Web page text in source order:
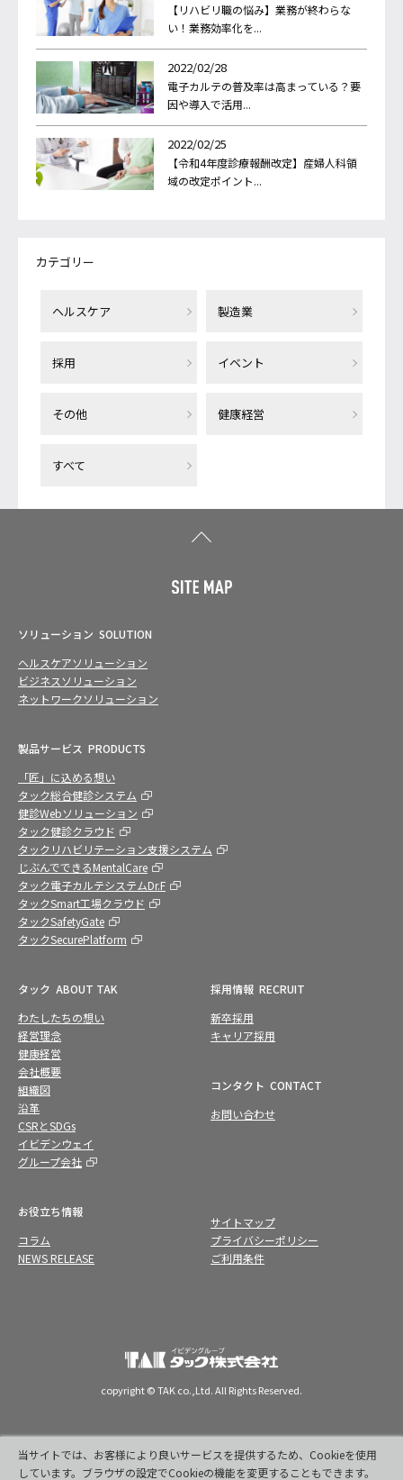
【リハビリ職の悩み】業務が終わらな
い！業務効率化を...
2022/02/28
電子カルテの普及率は高まっている？要
因や導入で活用...
2022/02/25
【令和4年度診療報酬改定】産婦人科領
域の改定ポイント...
カテゴリー
ヘルスケア 製造業
採用 イベント
その他 健康経営
すべて
当サイトでは、お客様により良いサービスを提供するため、Cookieを使用
しています。ブラウザの設定でCookieの機能を変更することもできます。
ソリューション SOLUTION
ヘルスケアソリューション
ビジネスソリューション
ネットワークソリューション
製品サービス PRODUCTS
「匠」に込める想い
タック総合健診システム
健診Webソリューション
タック健診クラウド
タックリハビリテーション支援システム
じぶんでできるMentalCare
タック電子カルテシステムDr.F
タックSmart工場クラウド
タックSafetyGate
タックSecurePlatform
タック ABOUT TAK
わたしたちの想い
経営理念
健康経営
会社概要
組織図
沿革
CSRとSDGs
イビデンウェイ
グループ会社
お役立ち情報
コラム
NEWS RELEASE
採用情報 RECRUIT
新卒採用
キャリア採用
コンタクト CONTACT
お問い合わせ
サイトマップ
プライバシーポリシー
ご利用条件
copyright © TAK co.,Ltd. All Rights Reserved.